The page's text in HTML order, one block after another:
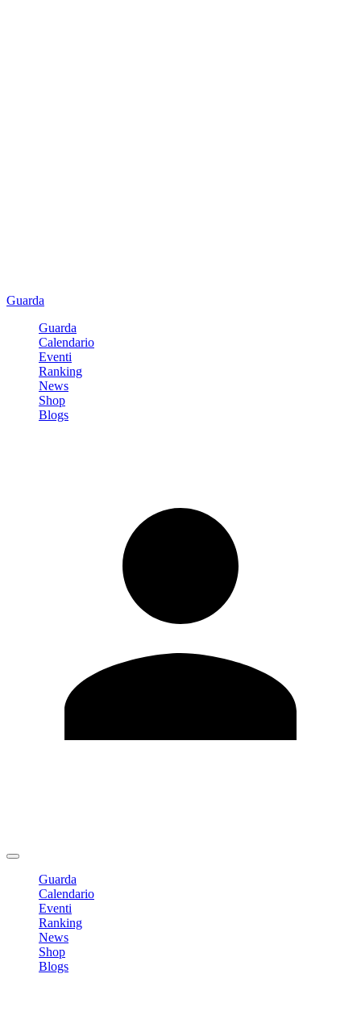
Guarda
Guarda
Calendario
Eventi
Ranking
News
Shop
Blogs
Guarda
Calendario
Eventi
Ranking
News
Shop
Blogs